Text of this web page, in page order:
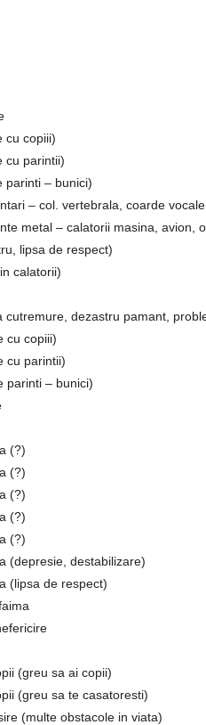
cu copiii)
cu parintii)
parinti – bunici)
– col. vertebrala, coarde
metal – calatorii masina, avion,
lipsa de respect)
calatorii)
cutremure, dezastru pamant,
cu copiii)
cu parintii)
parinti – bunici)
(?)
(?)
(?)
(?)
(?)
(depresie, destabilizare)
(lipsa de respect)
(greu sa ai copii)
(greu sa te casatoresti)
(multe obstacole in viata)